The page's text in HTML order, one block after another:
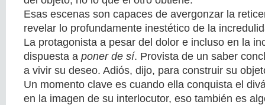
Esas escenas son capaces de avergonzar la
revelar lo profundamente inestético de la
La protagonista a pesar del dolor e incluso en la
dispuesta a poner de sí. Provista de un saber
a vivir su deseo. Adiós, dijo, para construir su
Un momento clave es cuando ella conquista el
en la imagen de su interlocutor, eso también es